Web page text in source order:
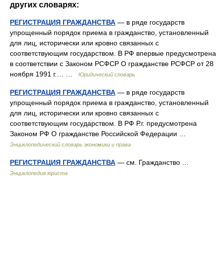
других словарях:
РЕГИСТРАЦИЯ ГРАЖДАНСТВА — в ряде государств
упрощенный порядок приема в гражданство, установленный
для лиц, исторически или кровно связанных с
соответствующим государством. В РФ впервые предусмотрена
в соответствии с Законом РСФСР О гражданстве РСФСР от 28
ноября 1991 г.… …
Юридический словарь
РЕГИСТРАЦИЯ ГРАЖДАНСТВА — в ряде государств
упрощенный порядок приема в гражданство, установленный
для лиц, исторически или кровно связанных с
соответствующим государством. В РФ Р.г. предусмотрена
Законом РФ О гражданстве Российской Федерации …
Энциклопедический словарь экономики и права
РЕГИСТРАЦИЯ ГРАЖДАНСТВА — см. Гражданство …
Энциклопедия юриста